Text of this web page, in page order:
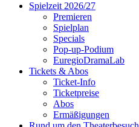
Spielzeit 2026/27
Premieren
Spielplan
Specials
Pop-up-Podium
EuregioDramaLab
Tickets & Abos
Ticket-Info
Ticketpreise
Abos
Ermäßigungen